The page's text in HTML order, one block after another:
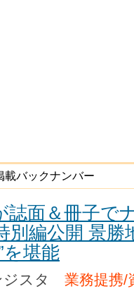
載バックナンバー
誌面＆冊子で
別編公開 景
を堪能
ジスタ 業務提携/